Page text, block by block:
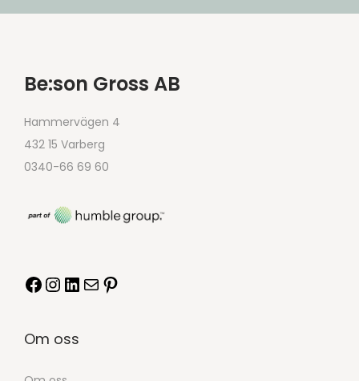
Be:son Gross AB
Hammervägen 4
432 15 Varberg
0340-66 69 60
Om oss